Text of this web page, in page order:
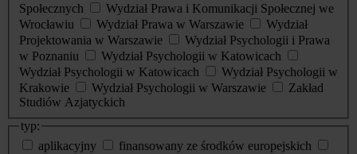
Społecznych
Wydział Prawa i Komunikacji Społecznej we
Wrocławiu
Wydział Prawa w Warszawie
Wydział
Projektowania w Warszawie
Wydział Psychologii i Prawa
w Poznaniu
Wydział Psychologii w Katowicach
Wydział Psychologii w Katowicach
Wydział Psychologii w
Krakowie
Wydział Psychologii w Warszawie
Zakład
Studiów Azjatyckich
typ:
aplikacyjny
finansowany ze środków europejskich